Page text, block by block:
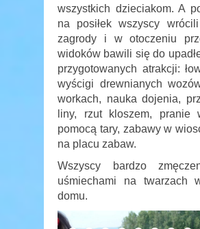
wszystkich dzieciakom. A
na posiłek wszyscy
zagrody i w otoczeniu
widoków bawili się do
przygotowanych atrakcji:
wyścigi drewnianych
workach, nauka dojenia,
liny, rzut kloszem,
pomocą tary, zabawy w
na placu zabaw.
Wszyscy bardzo
uśmiechami na twarzach
domu.